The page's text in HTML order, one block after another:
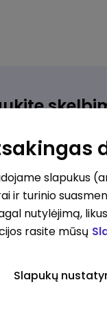
atsiras, iš
ieškote darbo?*
Pridėti naują
Kokios srities darbo
Pridėti naują
slapukus
ir turinio
nutylėjimą,
rasite mūsų
Slapukų